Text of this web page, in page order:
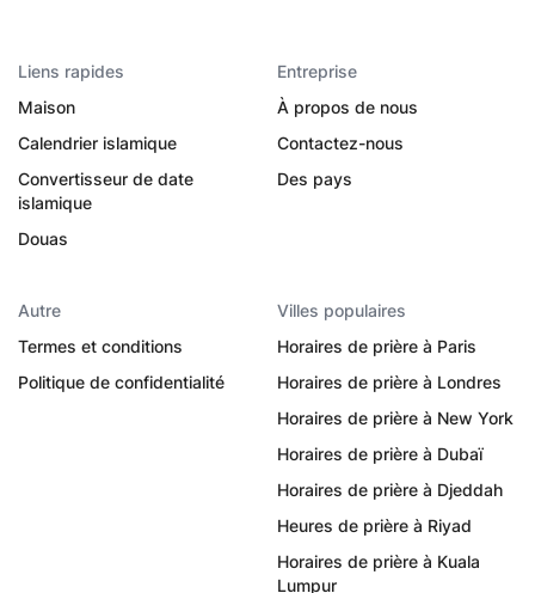
Liens rapides
Maison
Calendrier islamique
Convertisseur de date
islamique
Douas
Entreprise
À propos de nous
Contactez-nous
Des pays
Autre
Termes et conditions
Politique de confidentialité
Villes populaires
Horaires de prière à Paris
Horaires de prière à Londres
Horaires de prière à New York
Horaires de prière à Dubaï
Horaires de prière à Djeddah
Heures de prière à Riyad
Horaires de prière à Kuala
Lumpur